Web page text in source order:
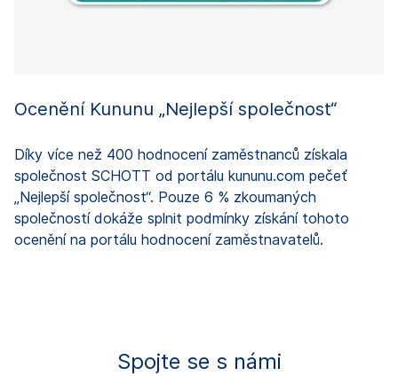
Ocenění Kununu „Nejlepší společnost“
Díky více než 400 hodnocení zaměstnanců získala
společnost SCHOTT od portálu kununu.com pečeť
„Nejlepší společnost“. Pouze 6 % zkoumaných
společností dokáže splnit podmínky získání tohoto
ocenění na portálu hodnocení zaměstnavatelů.
Spojte se s námi